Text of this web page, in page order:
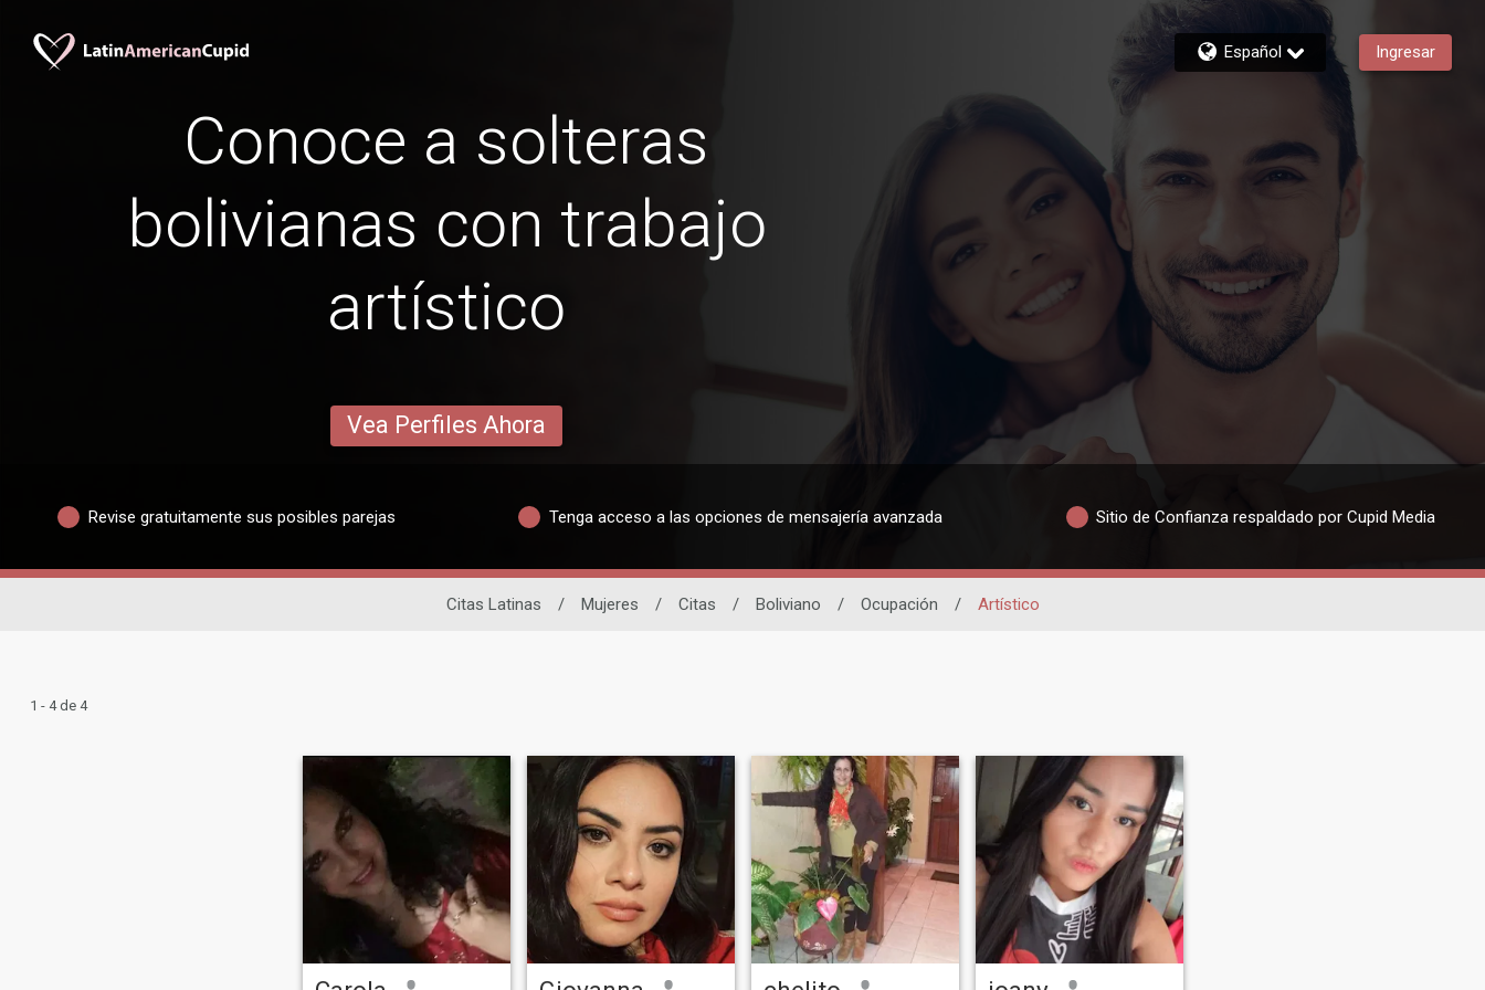
Español Ingresar
Conoce a solteras
bolivianas con trabajo
artístico
Vea Perfiles Ahora
Revise gratuitamente sus posibles parejas Tenga acceso a las opciones de mensajería avanzada Sitio de Confianza respaldado por Cupid Media
Citas Latinas / Mujeres / Citas / Boliviano / Ocupación / Artístico
1 - 4 de 4